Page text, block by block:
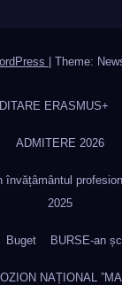
Theme:
ERASMUS+
ADMITERE 2026
2025
Buget BURSE-an
NAȚIONAL